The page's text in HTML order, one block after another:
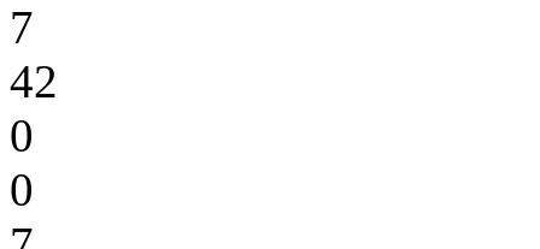
7
42
0
0